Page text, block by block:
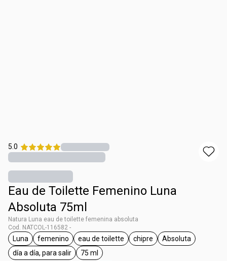
5.0
Eau de Toilette Femenino Luna
Absoluta 75ml
Natura Luna eau de toilette femenina absoluta
Cod. NATCOL-116582 -
general.tag Luna
Luna
general.tag femenino
femenino
general.tag eau de toilette
eau de toilette
general.tag chipre
chipre
general.tag
Absoluta
general.tag día a día, para salir
día a día, para salir
general.tag 75 ml
75 ml